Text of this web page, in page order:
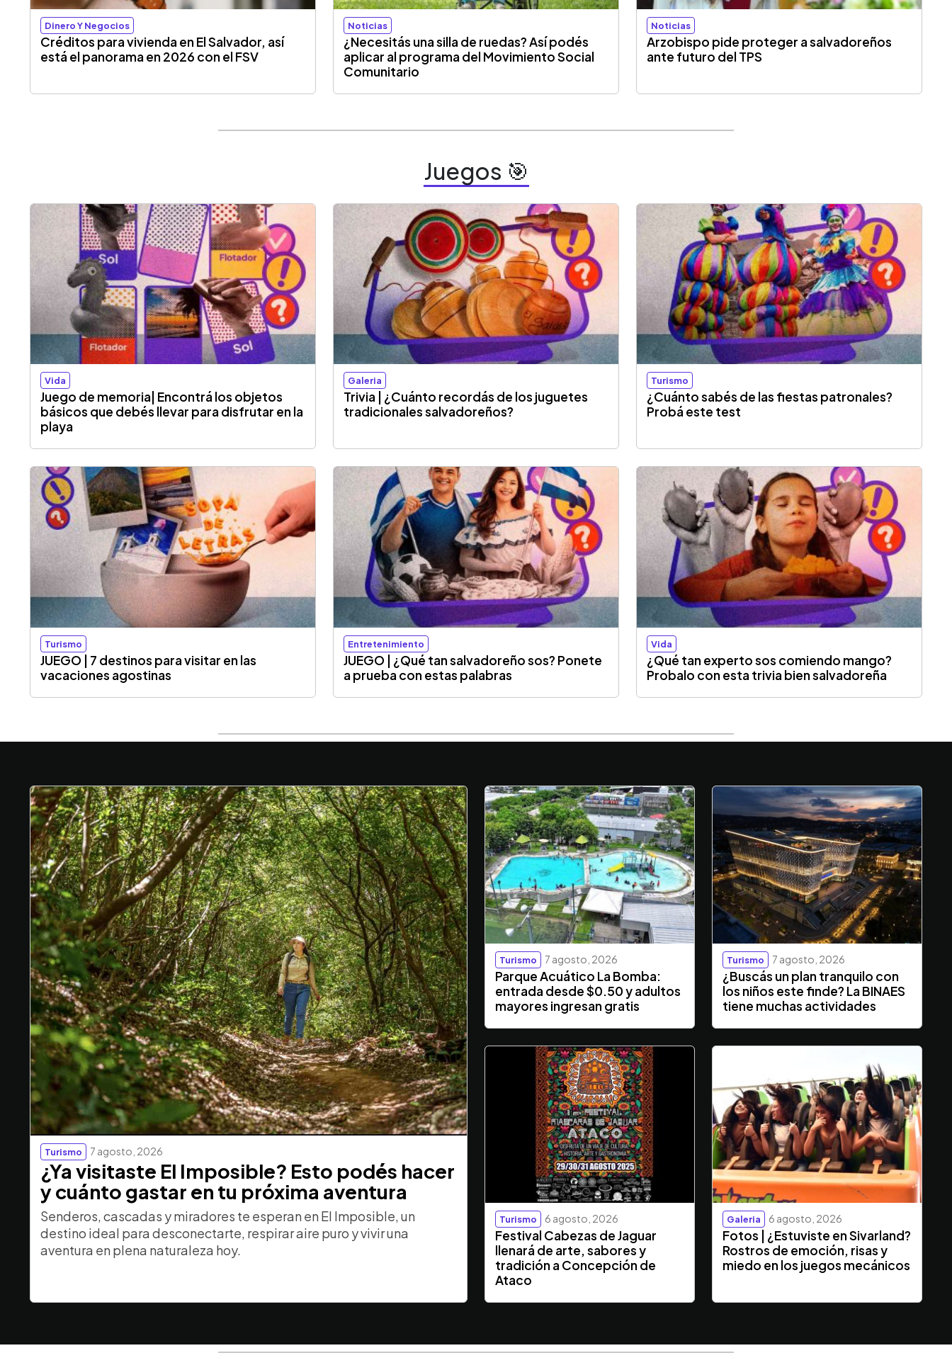
Dinero Y Negocios
Créditos para vivienda en El Salvador, así
está el panorama en 2026 con el FSV
Noticias
¿Necesitás una silla de ruedas? Así podés
aplicar al programa del Movimiento Social
Comunitario
Noticias
Arzobispo pide proteger a salvadoreños
ante futuro del TPS
Juegos 🎯
Vida
Juego de memoria| Encontrá los objetos
básicos que debés llevar para disfrutar en la
playa
Galeria
Trivia | ¿Cuánto recordás de los juguetes
tradicionales salvadoreños?
Turismo
¿Cuánto sabés de las fiestas patronales?
Probá este test
Turismo
JUEGO | 7 destinos para visitar en las
vacaciones agostinas
Entretenimiento
JUEGO | ¿Qué tan salvadoreño sos? Ponete
a prueba con estas palabras
Vida
¿Qué tan experto sos comiendo mango?
Probalo con esta trivia bien salvadoreña
Turismo 7 agosto, 2026
¿Ya visitaste El Imposible? Esto podés hacer
y cuánto gastar en tu próxima aventura
Senderos, cascadas y miradores te esperan en El Imposible, un
destino ideal para desconectarte, respirar aire puro y vivir una
aventura en plena naturaleza hoy.
Turismo 7 agosto, 2026
Parque Acuático La Bomba:
entrada desde $0.50 y adultos
mayores ingresan gratis
Turismo 7 agosto, 2026
¿Buscás un plan tranquilo con
los niños este finde? La BINAES
tiene muchas actividades
Turismo 6 agosto, 2026
Festival Cabezas de Jaguar
llenará de arte, sabores y
tradición a Concepción de
Ataco
Galeria 6 agosto, 2026
Fotos | ¿Estuviste en Sivarland?
Rostros de emoción, risas y
miedo en los juegos mecánicos